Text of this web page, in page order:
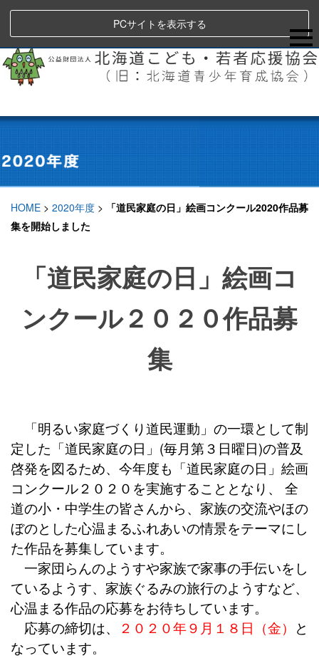
PCサイトを表示する
HOME > 2020年度 >
「道民家庭の日」絵画コンクール2020作品募
集を開始しました
「道民家庭の日」絵画コ
ンクール２０２０作品募
集
「明るい家庭づくり道民運動」の一環として制
定した「道民家庭の日」(毎月第３日曜日)の普及
啓発を図るため、今年度も「道民家庭の日」絵画
コンクール２０２０を実施することとなり、 全
道の小・中学生の皆さんから、家族の交流やほの
ぼのとした心温まるふれあいの情景をテーマにし
た作品を募集しています。
一家団らんのようすや家族で家事の手伝いをし
ているようす、家族ぐるみの旅行のようすなど、
心温まる作品の応募をお待ちしています。
応募の締切は、
２０２０年９月１８日（金） と
なっています。